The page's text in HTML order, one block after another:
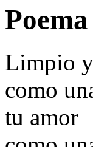
Limpio
como
tu amor